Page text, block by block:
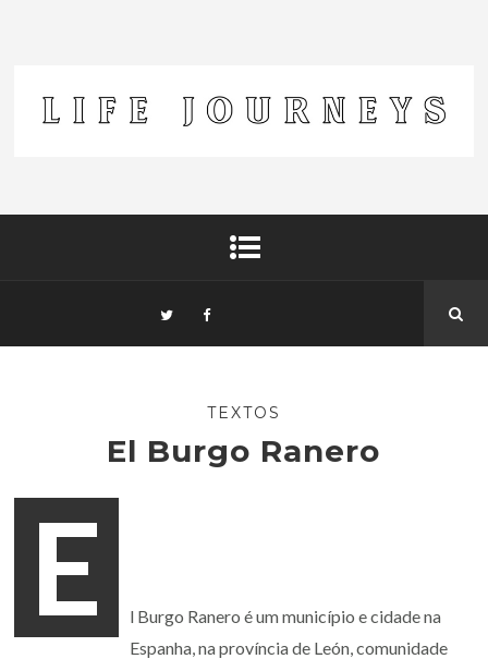
TEXTOS
El Burgo Ranero
E
l Burgo Ranero é um município e cidade na
Espanha, na província de León, comunidade